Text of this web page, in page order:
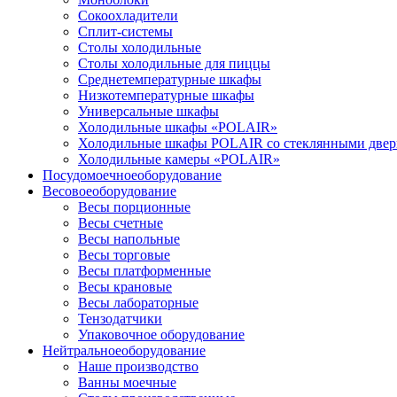
Сокоохладители
Сплит-системы
Столы холодильные
Столы холодильные для пиццы
Среднетемпературные шкафы
Низкотемпературные шкафы
Универсальные шкафы
Холодильные шкафы «POLAIR»
Холодильные шкафы POLAIR со стеклянными
Холодильные камеры «POLAIR»
Посудомоечноеоборудование
Весовоеоборудование
Весы порционные
Весы счетные
Весы напольные
Весы торговые
Весы платформенные
Весы крановые
Весы лабораторные
Тензодатчики
Упаковочное оборудование
Нейтральноеоборудование
Наше производство
Ванны моечные